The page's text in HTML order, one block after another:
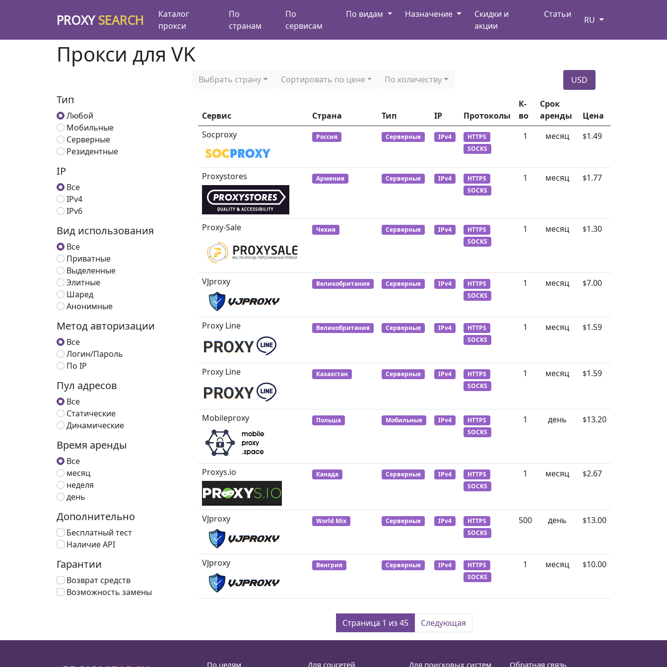
PROXYSEARCH
Каталог
прокси
По
странам
По
сервисам
По видам Назначение
Скидки и
акции
Статьи
RU
Прокси для VK
Выбрать страну Сортировать по цене По количеству USD
Тип
Любой
Мобильные
Серверные
Резидентные
IP
Все
IPv4
IPv6
Вид использования
Все
Приватные
Выделенные
Элитные
Шаред
Анонимные
Метод авторизации
Все
Логин/Пароль
По IP
Пул адресов
Все
Статические
Динамические
Время аренды
Все
месяц
неделя
день
Дополнительно
Бесплатный тест
Наличие API
Гарантии
Возврат средств
Возможность замены
Сервис Страна Тип IP Протоколы
К-
во
Срок
аренды
Цена
Socproxy
Россия Серверные IPv4
HTTPS
SOCKS
1 месяц $1.49
Proxystores Армения Серверные IPv4
HTTPS
SOCKS
1 месяц $1.77
Proxy-Sale Чехия Серверные IPv4
HTTPS
SOCKS
1 месяц $1.30
VJproxy Великобритания Серверные IPv4
HTTPS
SOCKS
1 месяц $7.00
Proxy Line Великобритания Серверные IPv4
HTTPS
SOCKS
1 месяц $1.59
Proxy Line Казахстан Серверные IPv4
HTTPS
SOCKS
1 месяц $1.59
Mobileproxy Польша Мобильные IPv4
HTTPS
SOCKS
1 день $13.20
Proxys.io Канада Серверные IPv4
HTTPS
SOCKS
1 месяц $2.67
VJproxy World Mix Серверные IPv4
HTTPS
SOCKS
500 день $13.00
VJproxy Венгрия Серверные IPv4
HTTPS
SOCKS
1 месяц $10.00
Страница 1 из 45 Следующая
По целям Для соцсетей Для поисковых систем Обратная связь